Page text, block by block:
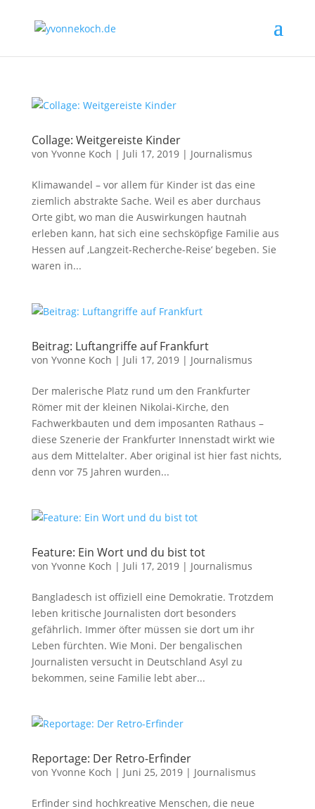
Collage: Weitgereiste Kinder
von Yvonne Koch | Juli 17, 2019| Journalismus
Klimawandel – vor allem für Kinder ist das eine
ziemlich abstrakte Sache. Weil es aber durchaus
Orte gibt, wo man die Auswirkungen hautnah
erleben kann, hat sich eine sechsköpfige Familie aus
Hessen auf ‚Langzeit-Recherche-Reise‘ begeben. Sie
waren in...
Beitrag: Luftangriffe auf Frankfurt
von Yvonne Koch | Juli 17, 2019| Journalismus
Der malerische Platz rund um den Frankfurter
Römer mit der kleinen Nikolai-Kirche, den
Fachwerkbauten und dem imposanten Rathaus –
diese Szenerie der Frankfurter Innenstadt wirkt wie
aus dem Mittelalter. Aber original ist hier fast nichts,
denn vor 75 Jahren wurden...
Feature: Ein Wort und du bist tot
von Yvonne Koch | Juli 17, 2019| Journalismus
Bangladesch ist offiziell eine Demokratie. Trotzdem
leben kritische Journalisten dort besonders
gefährlich. Immer öfter müssen sie dort um ihr
Leben fürchten. Wie Moni. Der bengalischen
Journalisten versucht in Deutschland Asyl zu
bekommen, seine Familie lebt aber...
Reportage: Der Retro-Erfinder
von Yvonne Koch | Juni 25, 2019| Journalismus
Erfinder sind hochkreative Menschen, die neue